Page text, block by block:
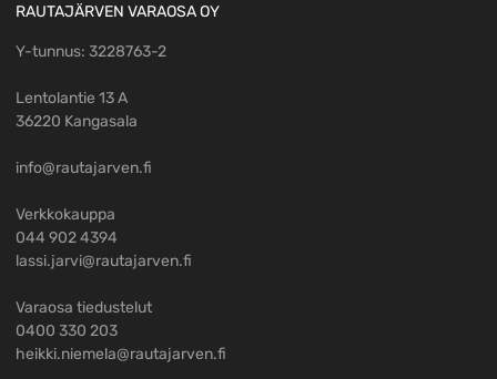
RAUTAJÄRVEN VARAOSA OY
Y-tunnus: 3228763-2
Lentolantie 13 A
36220 Kangasala
info@rautajarven.fi
Verkkokauppa
044 902 4394
lassi.jarvi@rautajarven.fi
Varaosa tiedustelut
0400 330 203
heikki.niemela@rautajarven.fi